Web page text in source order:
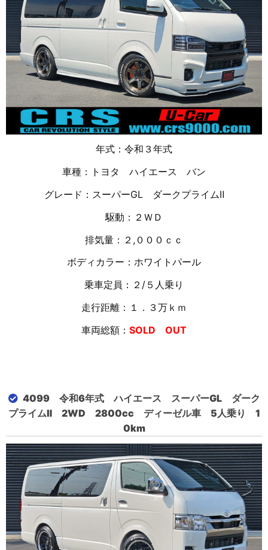
年式：令和３年式
車種：トヨタ ハイエース バン
グレード：スーパーGL ダークプライムⅡ
駆動：２ＷＤ
排気量：２,０００ｃｃ
ボディカラー：ホワイトパール
乗車定員：２/５人乗り
走行距離：１．３万ｋｍ
車両総額： SOLD OUT
4099 令和6年式 ハイエース スーパーGL ダーク
プライムⅡ 2WD 2800cc ディーゼル車 5人乗り 1
0km